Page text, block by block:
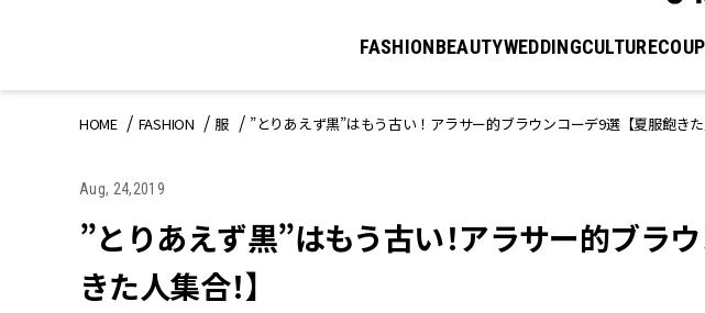
FASHIONBEAUTYWEDDINGCULTURE
HOME FASHION 服 ”とりあえず黒”はもう古い！アラサー的ブラウンコーデ9選【夏服飽きた
Aug, 24,2019
”とりあえず黒”はもう古い！アラサー的ブラ
きた人集合！】